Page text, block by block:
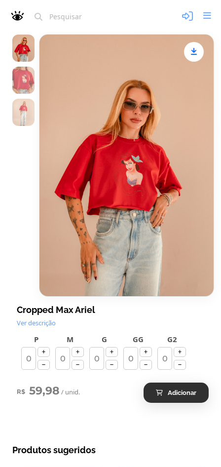
Cropped Max Ariel
Ver descrição
P M G GG G2
R$ 59,98 / unid. Adicionar
Produtos sugeridos